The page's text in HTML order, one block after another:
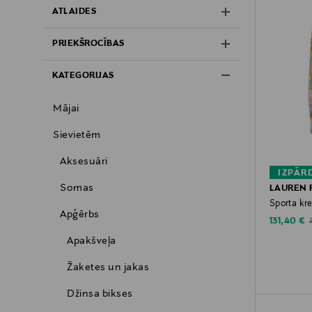
ATLAIDES
PRIEKŠROCĪBAS
KATEGORIJAS
Mājai
Sievietēm
Aksesuāri
Somas
Apģērbs
Apakšveļa
Žaketes un jakas
Džinsa bikses
LAUREN
Sporta
131,40 €